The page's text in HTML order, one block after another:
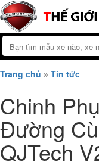
Trang chủ » Tin tức
Chinh
Đường
QJTech